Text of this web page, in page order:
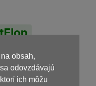
obsah,
odovzdávajú
ich môžu